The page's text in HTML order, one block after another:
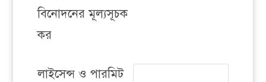
বিনোদনের মূল্যসূচক
কর
লাইসেন্স ও পারমিট